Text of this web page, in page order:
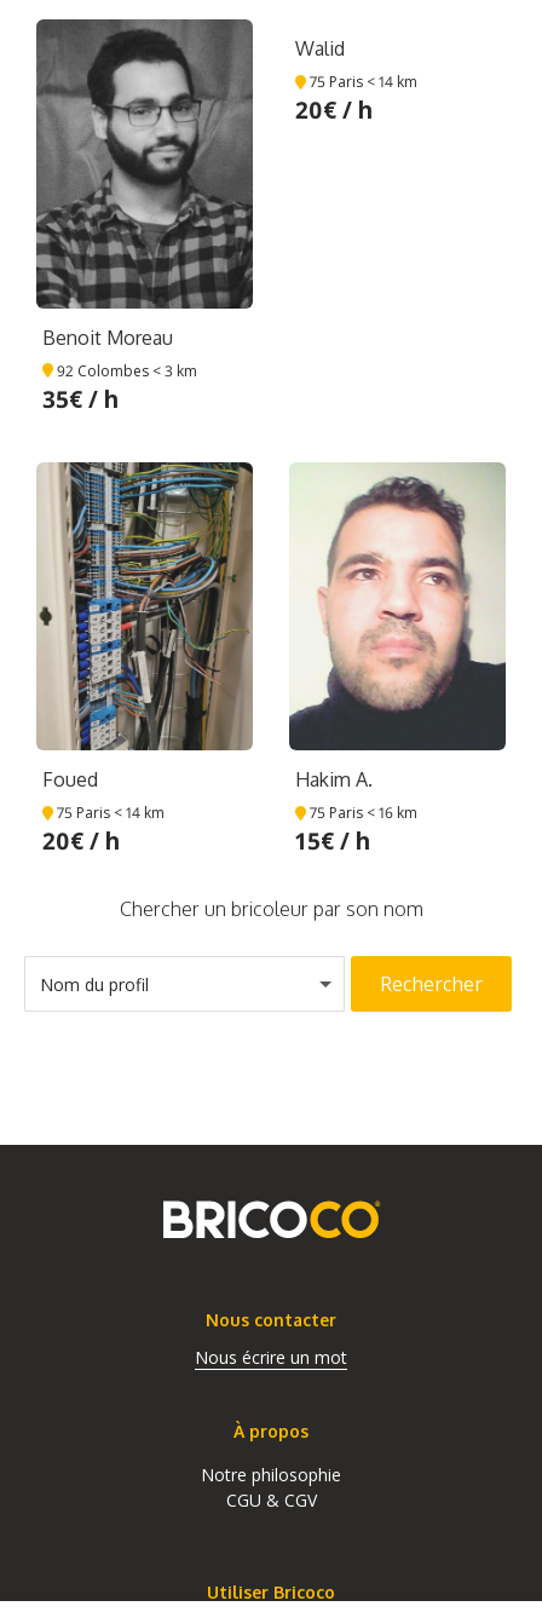
Benoit Moreau
92 Colombes < 3 km
35€ / h
Walid
75 Paris < 14 km
20€ / h
Foued
75 Paris < 14 km
20€ / h
Hakim A.
75 Paris < 16 km
15€ / h
Chercher un bricoleur par son nom
Nom du profil Rechercher
Nous contacter
Nous écrire un mot
À propos
Notre philosophie
CGU & CGV
Utiliser Bricoco